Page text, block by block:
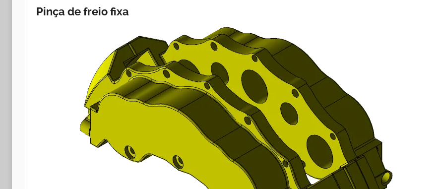
Pinça de freio fixa